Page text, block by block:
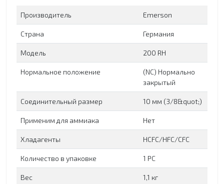
Производитель Emerson
Страна Германия
Модель 200 RH
Нормальное положение
(NC) Нормально
закрытый
Соединительный размер 10 мм (3/8&quot;)
Применим для аммиака Нет
Хладагенты HCFC/HFC/CFC
Количество в упаковке 1 PC
Вес 1,1 кг